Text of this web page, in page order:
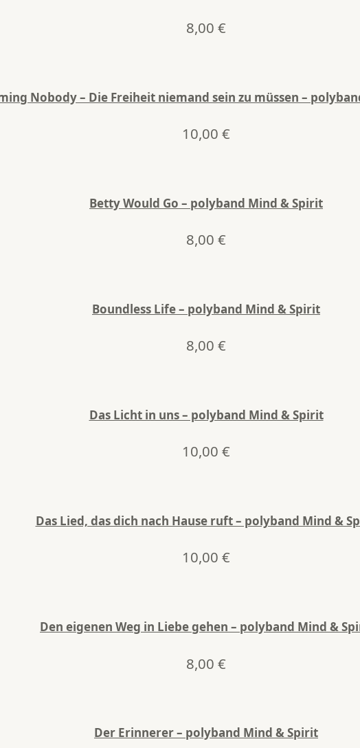
8,00 €
Nobody – Die Freiheit niemand sein zu müssen –
10,00 €
Betty Would Go – polyband Mind & Spirit
8,00 €
Boundless Life – polyband Mind & Spirit
8,00 €
Das Licht in uns – polyband Mind & Spirit
10,00 €
Das Lied, das dich nach Hause ruft – polyband Mind &
10,00 €
Den eigenen Weg in Liebe gehen – polyband Mind &
8,00 €
Der Erinnerer – polyband Mind & Spirit